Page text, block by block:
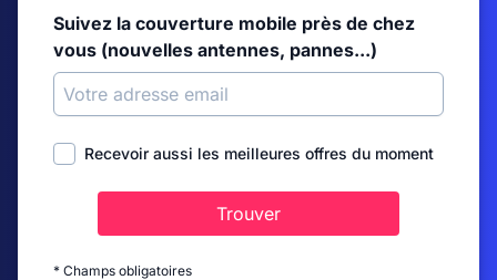
Suivez la couverture mobile près de chez
vous (nouvelles antennes, pannes...)
Recevoir aussi les meilleures offres du moment
Trouver
* Champs obligatoires